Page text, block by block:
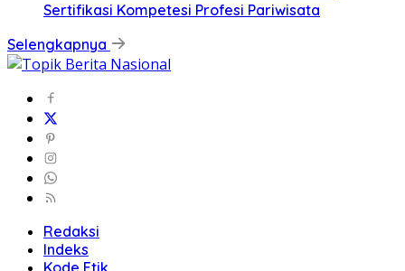
Sertifikasi Kompetesi Profesi Pariwisata
Selengkapnya
Redaksi
Indeks